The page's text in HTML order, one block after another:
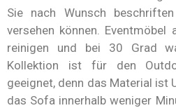
Sie nach Wunsch
versehen können.
reinigen und bei 30 Grad
Kollektion ist für den
geeignet, denn das Material ist
das Sofa innerhalb weniger